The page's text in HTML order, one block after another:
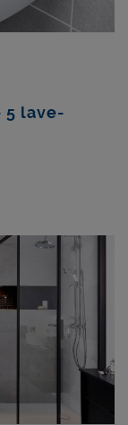
5 lave-